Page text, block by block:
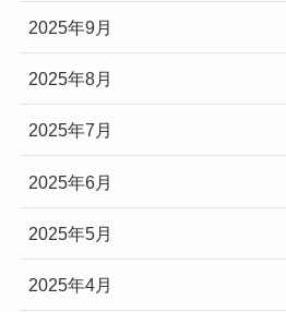
2025年9月
2025年8月
2025年7月
2025年6月
2025年5月
2025年4月